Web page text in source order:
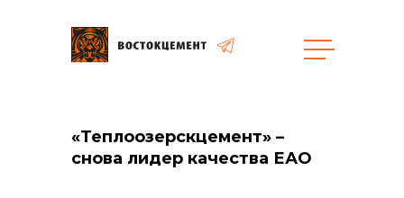
Закупки
«Теплоозерскцемент» –
снова лидер качества ЕАО